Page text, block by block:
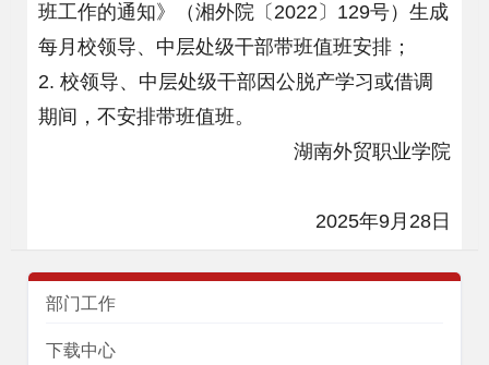
班工作的通知》（湘外院〔2022〕129号）生成
每月校领导、中层处级干部带班值班安排；
2. 校领导、中层处级干部因公脱产学习或借调
期间，不安排带班值班。
湖南外贸职业学院
2025年9月28日
部门工作
下载中心